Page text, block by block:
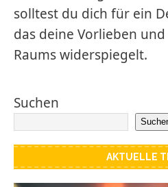
solltest du dich für ein
das deine Vorlieben
Raums widerspiegelt.
Suchen
AKTUELLE